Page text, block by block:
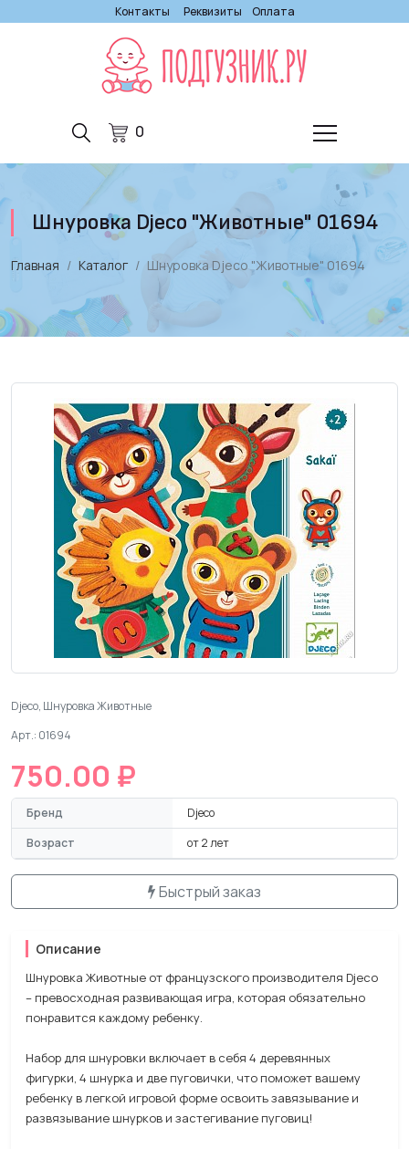
Контакты Реквизиты Оплата
0
Шнуровка Djeco "Животные" 01694
Главная Каталог Шнуровка Djeco "Животные" 01694
Djeco, Шнуровка Животные
Арт.: 01694
750.00 ₽
Бренд
Djeco
Возраст
от 2 лет
Быстрый заказ
Описание
Шнуровка Животные от французского производителя Djeco
– превосходная развивающая игра, которая обязательно
понравится каждому ребенку.
Набор для шнуровки включает в себя 4 деревянных
фигурки, 4 шнурка и две пуговички, что поможет вашему
ребенку в легкой игровой форме освоить завязывание и
развязывание шнурков и застегивание пуговиц!